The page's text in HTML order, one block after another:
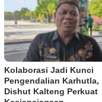
Kolaborasi Jadi Kunci
Pengendalian Karhutla,
Dishut Kalteng Perkuat